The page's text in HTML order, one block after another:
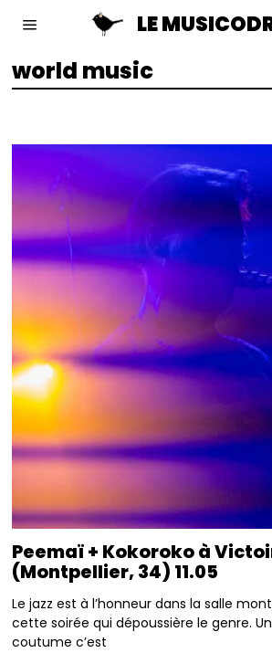
LE
world music
Peemaï + Kokoroko à
(Montpellier, 34) 11.05
Le jazz est à l’honneur dans la salle
cette soirée qui dépoussière le genre.
coutume c’est